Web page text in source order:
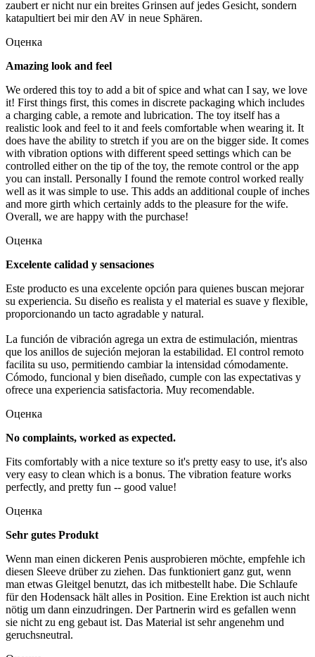
zaubert er nicht nur ein breites Grinsen auf jedes Gesicht, sondern
katapultiert bei mir den AV in neue Sphären.
Оценка
Amazing look and feel
We ordered this toy to add a bit of spice and what can I say, we love
it! First things first, this comes in discrete packaging which includes
a charging cable, a remote and lubrication. The toy itself has a
realistic look and feel to it and feels comfortable when wearing it. It
does have the ability to stretch if you are on the bigger side. It comes
with vibration options with different speed settings which can be
controlled either on the tip of the toy, the remote control or the app
you can install. Personally I found the remote control worked really
well as it was simple to use. This adds an additional couple of inches
and more girth which certainly adds to the pleasure for the wife.
Overall, we are happy with the purchase!
Оценка
Excelente calidad y sensaciones
Este producto es una excelente opción para quienes buscan mejorar
su experiencia. Su diseño es realista y el material es suave y flexible,
proporcionando un tacto agradable y natural.
La función de vibración agrega un extra de estimulación, mientras
que los anillos de sujeción mejoran la estabilidad. El control remoto
facilita su uso, permitiendo cambiar la intensidad cómodamente.
Cómodo, funcional y bien diseñado, cumple con las expectativas y
ofrece una experiencia satisfactoria. Muy recomendable.
Оценка
No complaints, worked as expected.
Fits comfortably with a nice texture so it's pretty easy to use, it's also
very easy to clean which is a bonus. The vibration feature works
perfectly, and pretty fun -- good value!
Оценка
Sehr gutes Produkt
Wenn man einen dickeren Penis ausprobieren möchte, empfehle ich
diesen Sleeve drüber zu ziehen. Das funktioniert ganz gut, wenn
man etwas Gleitgel benutzt, das ich mitbestellt habe. Die Schlaufe
für den Hodensack hält alles in Position. Eine Erektion ist auch nicht
nötig um dann einzudringen. Der Partnerin wird es gefallen wenn
sie nicht zu eng gebaut ist. Das Material ist sehr angenehm und
geruchsneutral.